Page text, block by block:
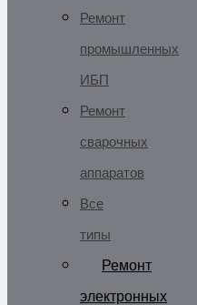
Ремонт
промышленных
ИБП
Ремонт
сварочных
аппаратов
Все
типы
Ремонт
электронных